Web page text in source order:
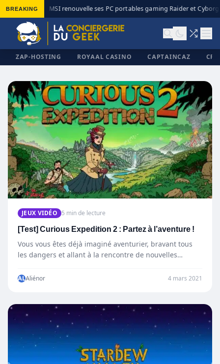
BREAKING MSI renouvelle ses PC portables gaming Raider et Cyborg
ZAP-HOSTING ROYAAL CASINO CAPTAINCAZ
✕
JEUX VIDÉO 5 min de lecture
[Test] Curious Expedition 2 : Partez à l’aventure !
Vous vous êtes déjà imaginé aventurier, bravant tous
les dangers et allant à la rencontre de nouvelles
ALAliénor 4 mars 2021